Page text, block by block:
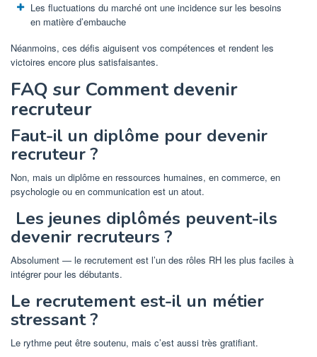
Les fluctuations du marché ont une incidence sur les besoins
en matière d’embauche
Néanmoins, ces défis aiguisent vos compétences et rendent les
victoires encore plus satisfaisantes.
FAQ sur Comment devenir
recruteur
Faut-il un diplôme pour devenir
recruteur ?
Non, mais un diplôme en ressources humaines, en commerce, en
psychologie ou en communication est un atout.
Les jeunes diplômés peuvent-ils
devenir recruteurs ?
Absolument — le recrutement est l’un des rôles RH les plus faciles à
intégrer pour les débutants.
Le recrutement est-il un métier
stressant ?
Le rythme peut être soutenu, mais c’est aussi très gratifiant.